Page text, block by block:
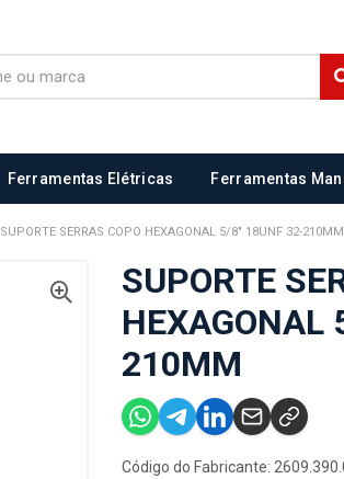
Ferramentas Elétricas Ferramentas
SUPORTE SERRAS COPO HEXAGONAL 5/8" 18UNF 32-210MM
SUPORTE
210MM
Código do Fabricante: